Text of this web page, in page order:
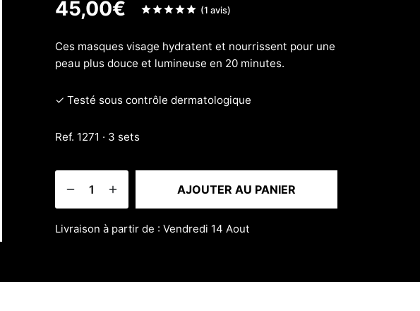
45,00€
Note
(1 avis)
Ces masques visage hydratent et nourrissent pour une
peau plus douce et lumineuse en 20 minutes.
✓ Testé sous contrôle dermatologique
Ref. 1271 · 3 sets
AJOUTER AU PANIER
Livraison à partir de : Vendredi 14 Aout